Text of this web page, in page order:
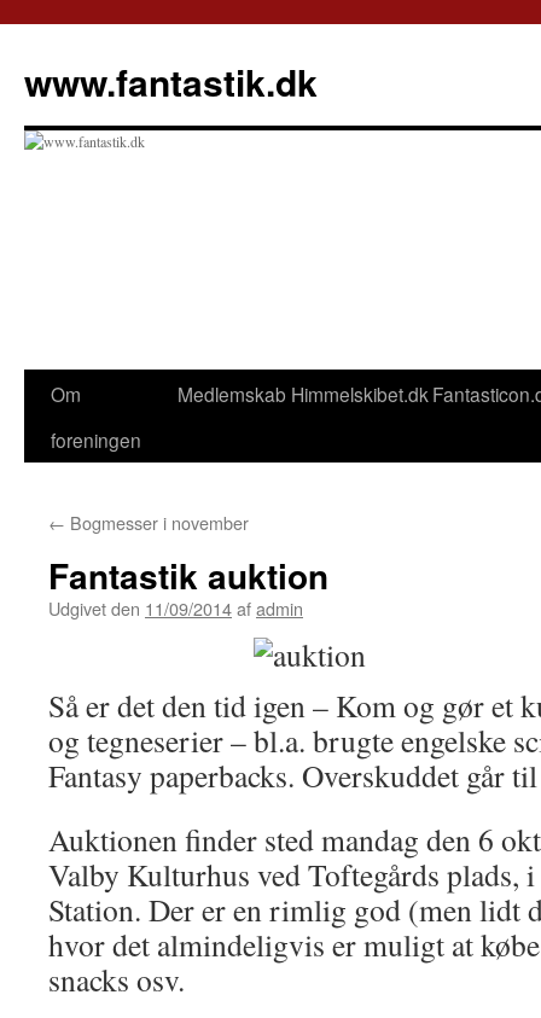
indhold
www.fantastik.dk
Om
foreningen
Medlemskab Himmelskibet.dk
← Bogmesser i november
Fantastik auktion
Udgivet den 11/09/2014afadmin
Så er det den tid igen – Kom og gør et
og tegneserier – bl.a. brugte engelske
Fantasy paperbacks. Overskuddet går
Auktionen finder sted mandag den 6
Valby Kulturhus ved Toftegårds plads,
Station. Der er en rimlig god (men lidt
hvor det almindeligvis er muligt at
snacks osv.